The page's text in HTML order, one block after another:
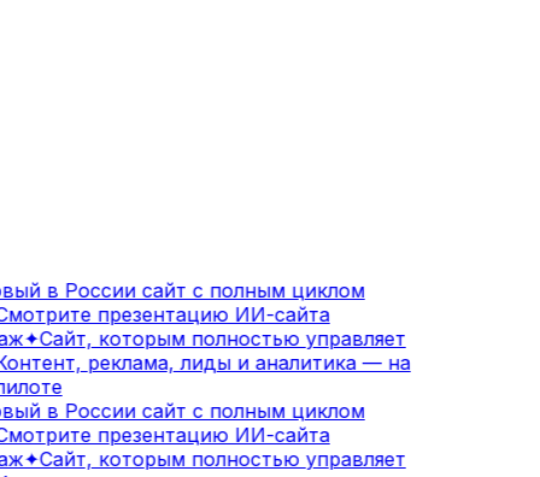
в России сайт с полным циклом
презентацию ИИ-сайта
✦Сайт, которым полностью управляет
реклама, лиды и аналитика — на
в России сайт с полным циклом
презентацию ИИ-сайта
✦Сайт, которым полностью управляет